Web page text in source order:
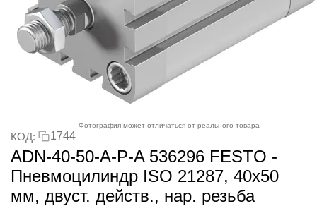
Фотография может отличаться от реального товара
КОД: 1744
ADN-40-50-A-P-A 536296 FESTO -
Пневмоцилиндр ISO 21287, 40x50
мм, двуст. действ., нар. резьба